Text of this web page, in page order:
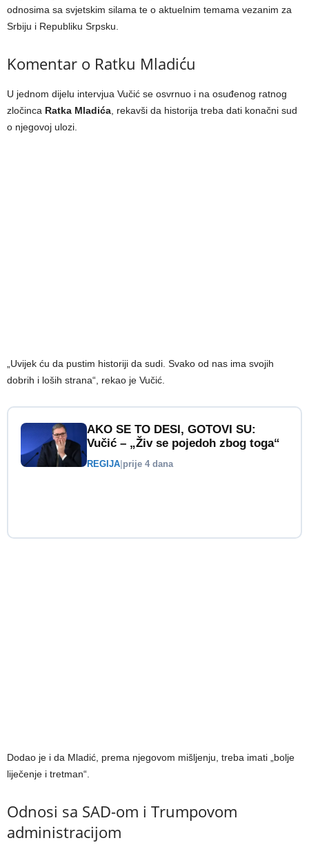
odnosima sa svjetskim silama te o aktuelnim temama vezanim za
Srbiju i Republiku Srpsku.
Komentar o Ratku Mladiću
U jednom dijelu intervjua Vučić se osvrnuo i na osuđenog ratnog
zločinca Ratka Mladića, rekavši da historija treba dati konačni sud
o njegovoj ulozi.
„Uvijek ću da pustim historiji da sudi. Svako od nas ima svojih
dobrih i loših strana“, rekao je Vučić.
AKO SE TO DESI, GOTOVI SU:
Vučić – „Živ se pojedoh zbog toga“
REGIJA prije 4 dana
Dodao je i da Mladić, prema njegovom mišljenju, treba imati „bolje
liječenje i tretman“.
Odnosi sa SAD-om i Trumpovom
administracijom